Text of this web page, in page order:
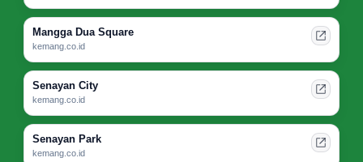
Mangga Dua Square
kemang.co.id
Senayan City
kemang.co.id
Senayan Park
kemang.co.id